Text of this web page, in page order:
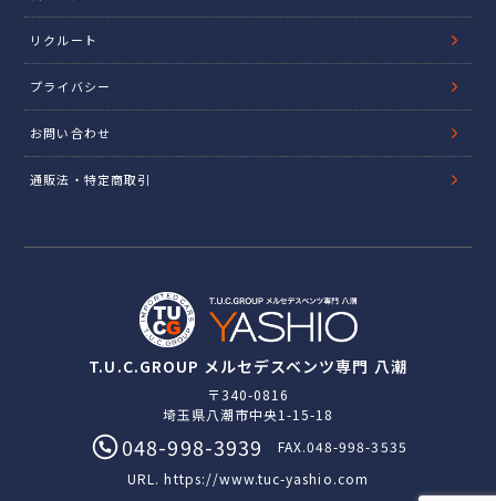
リクルート
プライバシー
お問い合わせ
通販法・特定商取引
T.U.C.GROUP メルセデスベンツ専門 八潮
〒340-0816
埼玉県八潮市中央1-15-18
048-998-3939
FAX.048-998-3535
URL.https://www.tuc-yashio.com